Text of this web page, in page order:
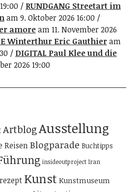
RUNDGANG Streetart im
am 9. Oktober 2026 16:00
amoream 11. November 2026
Winterthur Eric Gauthieram
DIGITAL Paul Klee und die
2026 19:00
ArtblogAusstellung
ReisenBlogparade Buchtipps
insideoutproject Iran
Kunst Kunstmuseum